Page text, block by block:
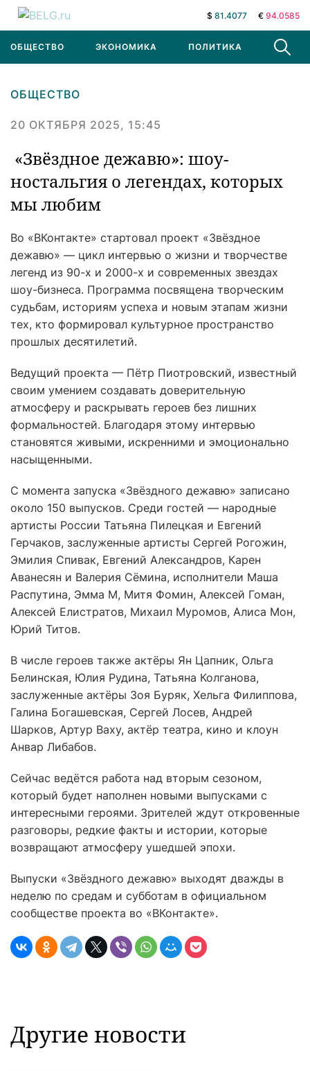
$ 81.4077 € 94.0585
ОБЩЕСТВО ЭКОНОМИКА ПОЛИТИКА В МИРЕ
ОБЩЕСТВО
20 ОКТЯБРЯ 2025, 15:45
«Звёздное дежавю»: шоу-
ностальгия о легендах, которых
мы любим
Во «ВКонтакте» стартовал проект «Звёздное
дежавю» — цикл интервью о жизни и творчестве
легенд из 90-х и 2000-х и современных звездах
шоу-бизнеса. Программа посвящена творческим
судьбам, историям успеха и новым этапам жизни
тех, кто формировал культурное пространство
прошлых десятилетий.
Ведущий проекта — Пётр Пиотровский, известный
своим умением создавать доверительную
атмосферу и раскрывать героев без лишних
формальностей. Благодаря этому интервью
становятся живыми, искренними и эмоционально
насыщенными.
С момента запуска «Звёздного дежавю» записано
около 150 выпусков. Среди гостей — народные
артисты России Татьяна Пилецкая и Евгений
Герчаков, заслуженные артисты Сергей Рогожин,
Эмилия Спивак, Евгений Александров, Карен
Аванесян и Валерия Сёмина, исполнители Маша
Распутина, Эмма М, Митя Фомин, Алексей Гоман,
Алексей Елистратов, Михаил Муромов, Алиса Мон,
Юрий Титов.
В числе героев также актёры Ян Цапник, Ольга
Белинская, Юлия Рудина, Татьяна Колганова,
заслуженные актёры Зоя Буряк, Хельга Филиппова,
Галина Богашевская, Сергей Лосев, Андрей
Шарков, Артур Ваху, актёр театра, кино и клоун
Анвар Либабов.
Сейчас ведётся работа над вторым сезоном,
который будет наполнен новыми выпусками с
интересными героями. Зрителей ждут откровенные
разговоры, редкие факты и истории, которые
возвращают атмосферу ушедшей эпохи.
Выпуски «Звёздного дежавю» выходят дважды в
неделю по средам и субботам в официальном
сообществе проекта во «ВКонтакте».
Другие новости